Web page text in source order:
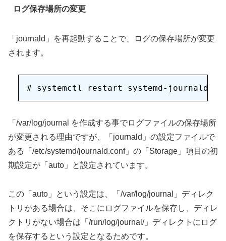
ログ保存場所の変更
「journald」を再起動することで、ログの保存場所が変更
されます。
「/var/log/journal を作成する事でログファイルの保存場所
が変更される理由ですが、「journald」の設定ファイルで
ある「/etc/systemd/journald.conf」の「Storage」項目の初
期設定が「auto」と設定されています。
この「auto」という設定は、「/var/log/journal」ディレク
トリがある場合は、そこにログファイルを保存し、ディレ
クトリがない場合は「/run/log/journal/」ディレクトにログ
を保存するという設定となるためです。